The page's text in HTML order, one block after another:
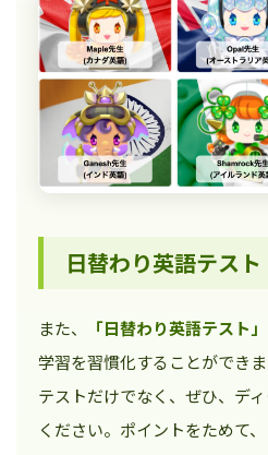
日替わり英語テスト
また、 「日替わり英語テスト」
学習を習慣化することができ
テストだけでなく、ぜひ、デ
ください。ポイントをためて